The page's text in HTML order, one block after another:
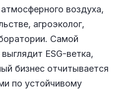
воздуха,
агроэколог,
Самой
ESG-ветка,
бизнес отчитывается
по устойчивому